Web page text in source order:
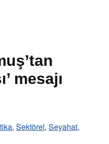
mesajı
, Sektörel, Seyahat,